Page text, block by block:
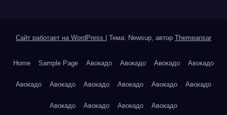
Сайт работает на WordPress Тема: Newsup, автор Themeansar
Home Sample Page Авокадо Авокадо Авокадо Авокадо
Авокадо Авокадо Авокадо Авокадо Авокадо Авокадо
Авокадо Авокадо Авокадо Авокадо